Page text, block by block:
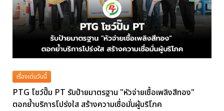
เรื่องเด่นวันนี้
PTG โชว์ปั๊ม PT รับป้ายมาตรฐาน "หัวจ่ายเชื้อเพลิงสีทอง"
ตอกย้ำบริการโปร่งใส สร้างความเชื่อมั่นผู้บริโภค